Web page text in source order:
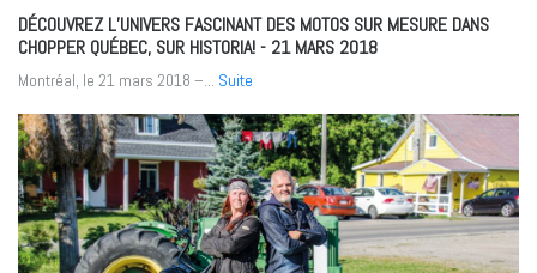
DÉCOUVREZ L’UNIVERS FASCINANT DES MOTOS SUR MESURE DANS
CHOPPER QUÉBEC, SUR HISTORIA!- 21 MARS 2018
Montréal, le 21 mars 2018 –... Suite